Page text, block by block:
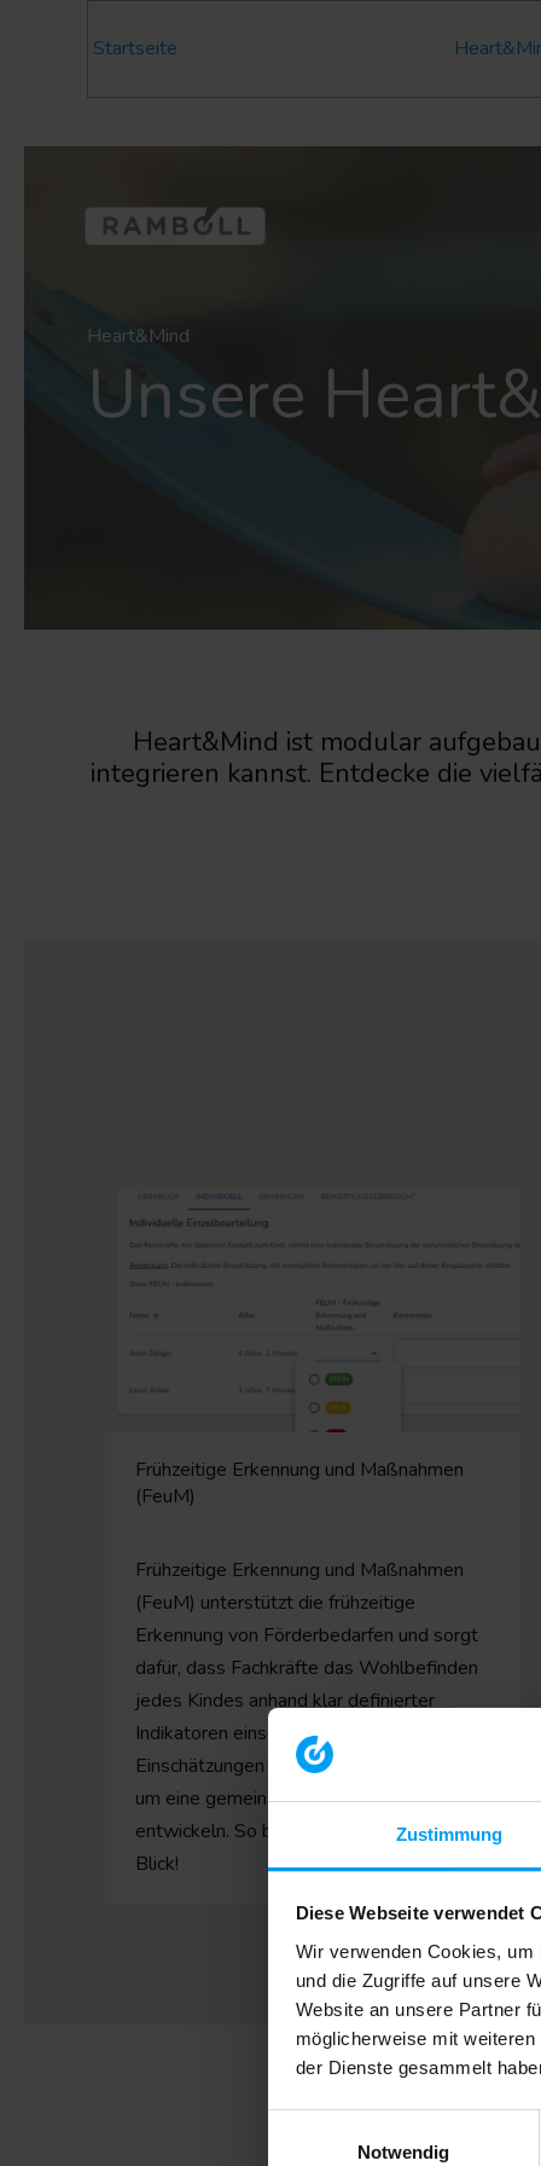
Zustimmung
Diese Webseite verwendet
Wir verwenden Cookies,
und die Zugriffe auf unsere
Website an unsere Partner
möglicherweise mit
der Dienste gesammelt
Notwendig
Startseite
Heart&Mind
Unsere
Heart&Mind ist modular
integrieren kannst. Entdecke die
Frühzeitige Erkennung und Maßnahmen
(FeuM)
Frühzeitige Erkennung und Maßnahmen
(FeuM) unterstützt die frühzeitige
Erkennung von Förderbedarfen und sorgt
dafür, dass Fachkräfte das Wohlbefinden
jedes Kindes anhand klar definierter
Indikatoren einschätzen. Diese
Einschätzungen werden im Team diskutiert,
um eine gemeinsame Perspektive zu
entwickeln. So behälst Du alle Kinder im
Blick!